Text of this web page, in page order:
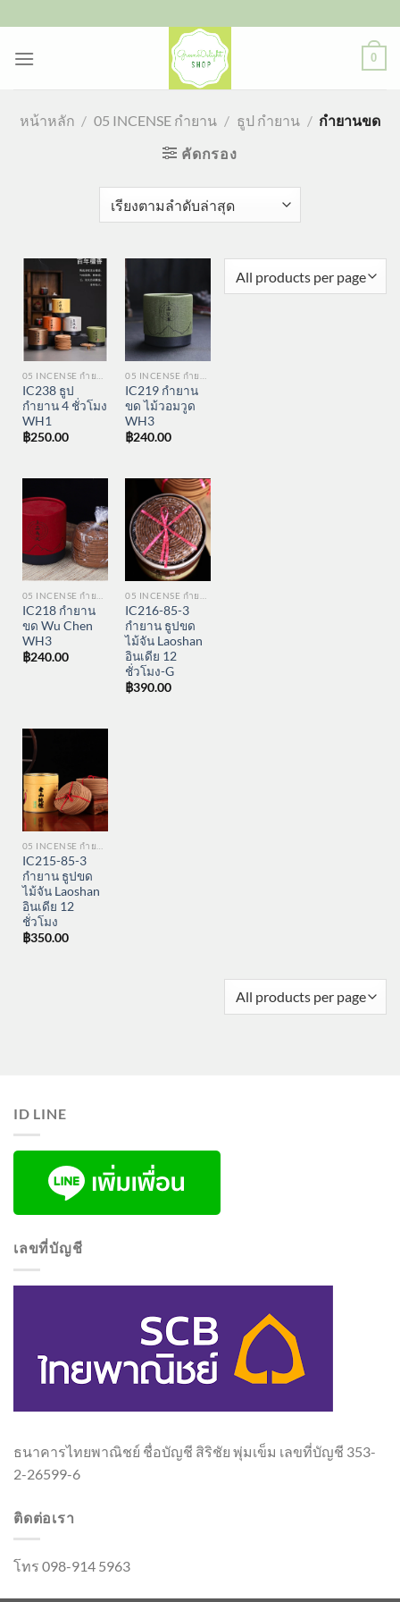
ไป
0
หน้าหลัก / 05 INCENSE กำยาน / ธูป กำยาน / กำยานขด
คัดกรอง
IC238 ธูป
กำยาน 4 ชั่วโมง
WH1
฿250.00
IC219 กำยาน
ขด ไม้วอมวูด
WH3
฿240.00
IC218 กำยาน
ขด Wu Chen
WH3
฿240.00
IC216-85-3
กำยาน ธูปขด
ไม้จัน Laoshan
อินเดีย 12
ชั่วโมง-G
฿390.00
IC215-85-3
กำยาน ธูปขด
ไม้จัน Laoshan
อินเดีย 12
ชั่วโมง
฿350.00
ID LINE
เลขที่บัญชี
ธนาคารไทยพาณิชย์ ชื่อบัญชี สิริชัย พุ่มเข็ม เลขที่บัญชี 353-
2-26599-6
ติดต่อเรา
โทร 098-914 5963